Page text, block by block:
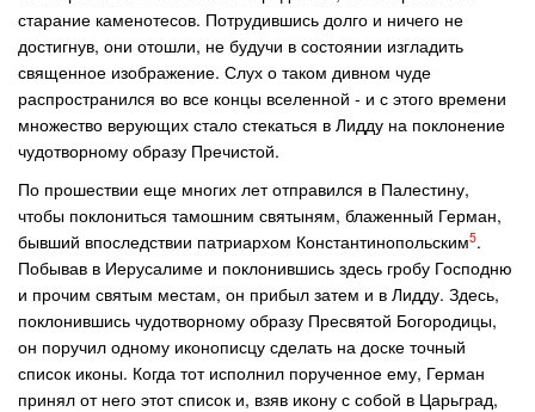
старание каменотесов. Потрудившись долго и ничего не
достигнув, они отошли, не будучи в состоянии изгладить
священное изображение. Слух о таком дивном чуде
распространился во все концы вселенной - и с этого времени
множество верующих стало стекаться в Лидду на поклонение
чудотворному образу Пречистой.
По прошествии еще многих лет отправился в Палестину,
чтобы поклониться тамошним святыням, блаженный Герман,
бывший впоследствии патриархом Константинопольским5.
Побывав в Иерусалиме и поклонившись здесь гробу Господню
и прочим святым местам, он прибыл затем и в Лидду. Здесь,
поклонившись чудотворному образу Пресвятой Богородицы,
он поручил одному иконописцу сделать на доске точный
список иконы. Когда тот исполнил порученное ему, Герман
принял от него этот список и, взяв икону с собой в Царьград,